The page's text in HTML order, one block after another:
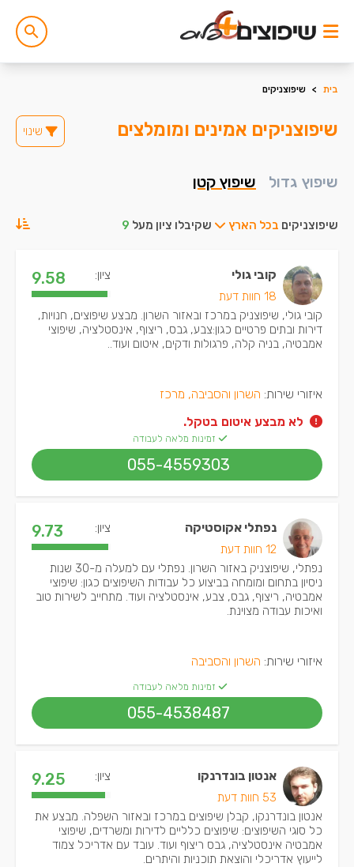
בית > שיפוצניקים
שיפוצניקים אמינים ומומלצים שינוי
שיפוץ גדול שיפוץ קטן
שיפוצניקים בכל הארץ שקיבלו ציון מעל 9
קובי גולי
18 חוות דעת
ציון: 9.58
קובי גולי, שיפוצניק במרכז ובאזור השרון. מבצע שיפוצים, חנויות,
דירות ובתים פרטיים כגון:צבע, גבס, ריצוף, אינסטלציה, שיפוצי
אמבטיה, בניה קלה, פרגולות ודקים, איטום ועוד..
איזורי שירות: השרון והסביבה, מרכז
לא מבצע איטום בטקל.
זמינות מלאה לעבודה
055-4559303
נפתלי אקוסטיקה
12 חוות דעת
ציון: 9.73
נפתלי, שיפוצניק באזור השרון. נפתלי עם למעלה מ-30 שנות
ניסיון בתחום ומומחה בביצוע כל עבודות השיפוצים כגון: שיפוצי
אמבטיה, ריצוף, גבס, צבע, אינסטלציה ועוד. מתחייב לשירות טוב
ואיכות עבודה מצוינת.
איזורי שירות: השרון והסביבה
זמינות מלאה לעבודה
055-4538487
אנטון בונדרנקו
53 חוות דעת
ציון: 9.25
אנטון בונדרנקו, קבלן שיפוצים במרכז ובאזור השפלה. מבצע את
כל סוגי השיפוצים: שיפוצים כלליים לדירות ומשרדים, שיפוצי
אמבטיה אינסטלציה, גבס ריצוף ועוד. עובד עם אדריכל צמוד
לייעוץ אדריכלי והוצאת תוכניות והיתרים.